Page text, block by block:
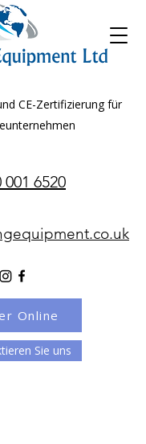
CE-Zertifizierung für
001 6520
Sie uns
Online